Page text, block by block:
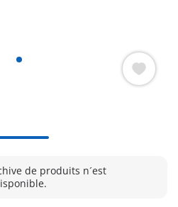
de produits n´est